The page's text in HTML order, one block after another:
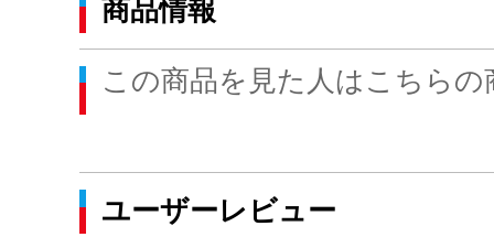
商品情報
この商品を見た人はこちら
ユーザーレビュー